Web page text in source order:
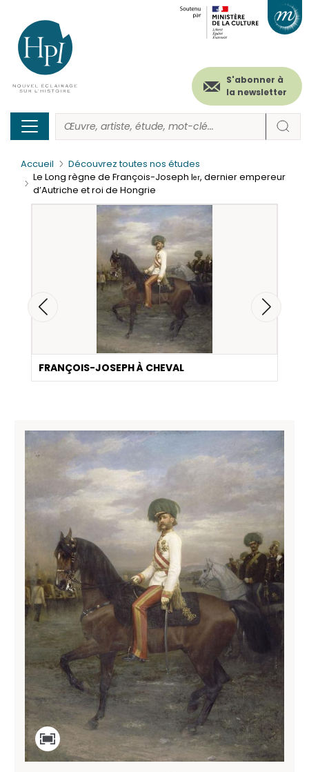
contenu
principal
Menu
secondaire
(header)
S'abonner à
la newsletter
Accueil
Découvrez toutes nos études
Le Long règne de François-Joseph Ier, dernier empereur
d’Autriche et roi de Hongrie
FRANÇOIS-JOSEPH À CHEVAL